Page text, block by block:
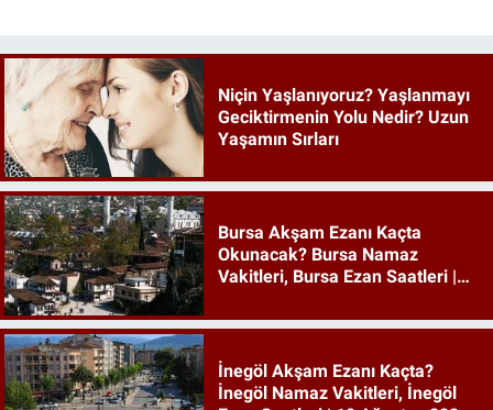
Niçin Yaşlanıyoruz? Yaşlanmayı
Geciktirmenin Yolu Nedir? Uzun
Yaşamın Sırları
Bursa Akşam Ezanı Kaçta
Okunacak? Bursa Namaz
Vakitleri, Bursa Ezan Saatleri |
İnegöl Akşam Ezanı Kaçta?
İnegöl Namaz Vakitleri, İnegöl